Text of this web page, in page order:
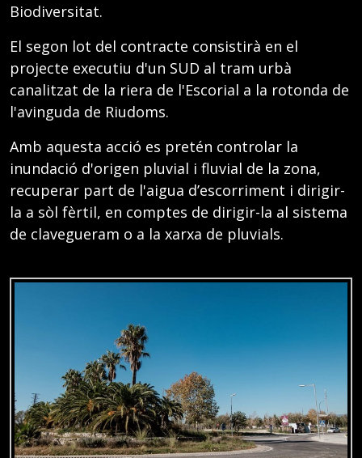
Biodiversitat.
El segon lot del contracte consistirà en el
projecte executiu d'un SUD al tram urbà
canalitzat de la riera de l'Escorial a la rotonda de
l'avinguda de Riudoms.
Amb aquesta acció es pretén controlar la
inundació d'origen pluvial i fluvial de la zona,
recuperar part de l'aigua d’escorriment i dirigir-
la a sòl fèrtil, en comptes de dirigir-la al sistema
de clavegueram o a la xarxa de pluvials.